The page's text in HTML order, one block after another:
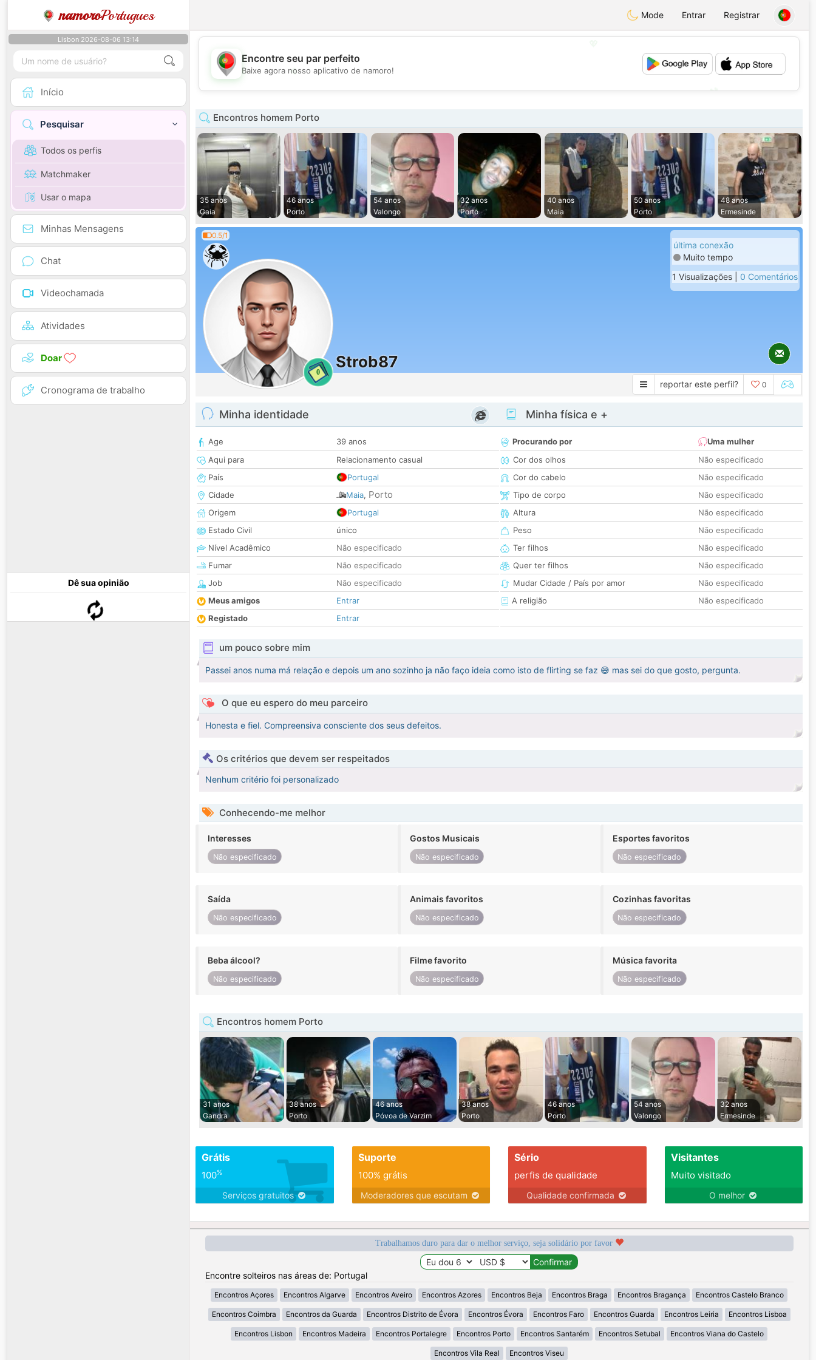
namoroPortugues Mode Entrar Registrar
Lisbon 2026-08-06 13:14
Início
Pesquisar
Todos os perfis
Matchmaker
Usar o mapa
Minhas Mensagens
Chat
Videochamada
Atividades
Doar
Cronograma de trabalho
Dê sua opinião
💖
💕
Encontre seu par perfeito
Baixe agora nosso aplicativo de namoro!
Encontros homem Porto
35 anos
Gaia
46 anos
Porto
54 anos
Valongo
32 anos
Porto
40 anos
Maia
50 anos
Porto
48 anos
Ermesinde
0.5/1
0
Strob87
última conexão
Muito tempo
1 Visualizações | 0 Comentários
reportar este perfil? 0
Minha identidade
Age
39 anos
Aqui para
Relacionamento casual
País
Portugal
Cidade
Maia, Porto
Origem
Portugal
Estado Civil
único
Nível Acadêmico
Não especificado
Fumar
Não especificado
Job
Não especificado
Meus amigos
Entrar
Registado
Entrar
Minha física e +
Procurando por
Uma mulher
Cor dos olhos
Não especificado
Cor do cabelo
Não especificado
Tipo de corpo
Não especificado
Altura
Não especificado
Peso
Não especificado
Ter filhos
Não especificado
Quer ter filhos
Não especificado
Mudar Cidade / País por amor
Não especificado
A religião
Não especificado
um pouco sobre mim
Passei anos numa má relação e depois um ano sozinho ja não faço ideia como isto de flirting se faz 😅 mas sei do que gosto, pergunta.
O que eu espero do meu parceiro
Honesta e fiel. Compreensiva consciente dos seus defeitos.
Os critérios que devem ser respeitados
Nenhum critério foi personalizado
Conhecendo-me melhor
Interesses
Não especificado
Gostos Musicais
Não especificado
Esportes favoritos
Não especificado
Saída
Não especificado
Animais favoritos
Não especificado
Cozinhas favoritas
Não especificado
Beba álcool?
Não especificado
Filme favorito
Não especificado
Música favorita
Não especificado
Encontros homem Porto
31 anos
Gandra
38 anos
Porto
46 anos
Póvoa de Varzim
38 anos
Porto
46 anos
Porto
54 anos
Valongo
32 anos
Ermesinde
Grátis
100%
Serviços gratuitos
Suporte
100% grátis
Moderadores que escutam
Sério
perfis de qualidade
Qualidade confirmada
Visitantes
Muito visitado
O melhor
Trabalhamos duro para dar o melhor serviço, seja solidário por favor
Encontre solteiros nas áreas de: Portugal
Encontros Açores Encontros Algarve Encontros Aveiro Encontros Azores Encontros Beja Encontros Braga Encontros Bragança Encontros Castelo Branco
Encontros Coimbra Encontros da Guarda Encontros Distrito de Évora Encontros Évora Encontros Faro Encontros Guarda Encontros Leiria Encontros Lisboa
Encontros Lisbon Encontros Madeira Encontros Portalegre Encontros Porto Encontros Santarém Encontros Setubal Encontros Viana do Castelo
Encontros Vila Real Encontros Viseu